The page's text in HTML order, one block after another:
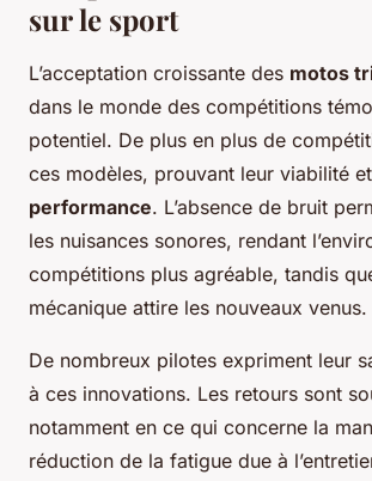
sur le sport
L’acceptation croissante des motos
dans le monde des compétitions
potentiel. De plus en plus de
ces modèles, prouvant leur viabilité
performance. L’absence de bruit
les nuisances sonores, rendant
compétitions plus agréable, tandis
mécanique attire les nouveaux venus.
De nombreux pilotes expriment leur
à ces innovations. Les retours sont
notamment en ce qui concerne la
réduction de la fatigue due à